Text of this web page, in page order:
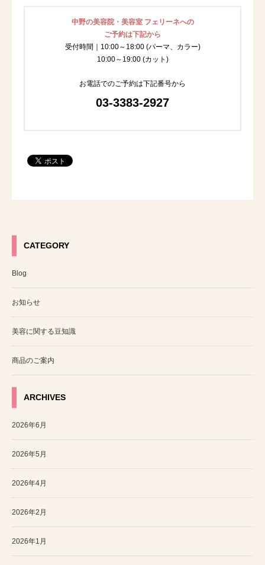
中野の美容院・美容室 フェリーネへの
ご予約は下記から
受付時間｜10:00～18:00 (パーマ、カラー)
10:00～19:00 (カット)
お電話でのご予約は下記番号から
03-3383-2927
CATEGORY
Blog
お知らせ
美容に関する豆知識
商品のご案内
ARCHIVES
2026年6月
2026年5月
2026年4月
2026年2月
2026年1月